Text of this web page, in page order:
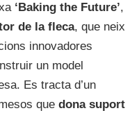
‘Baking the Future’,
de la fleca, que neix
innovadores
un model
Es tracta d’un
que dona suport